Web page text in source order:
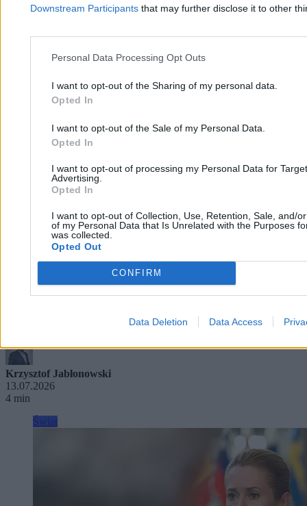
Downstream Participants that may further disclose it to other
Personal Data Processing Opt Outs
I want to opt-out of the Sharing of my personal data.
Opted In
I want to opt-out of the Sale of my Personal Data.
Opted In
I want to opt-out of processing my Personal Data for
Advertising.
Opted In
I want to opt-out of Collection, Use, Retention, Sale, and/
of my Personal Data that Is Unrelated with the Purposes
was collected.
Opted Out
CONFIRM
Data Deletion Data Access
„Technokrata, menadżer” ma zostać nowym
premierem Ukrainy. Kim jest Serhij Korecki?
Krzysztof Jabłonowski
13.07.2026
4 min